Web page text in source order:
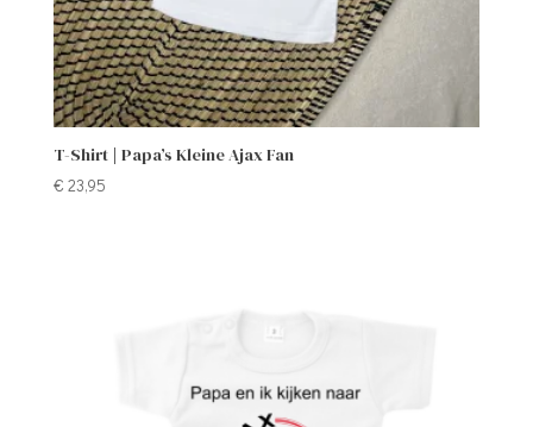
T-Shirt | Papa’s Kleine Ajax Fan
€ 23,95